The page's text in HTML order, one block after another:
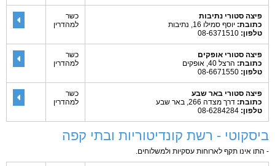
פיצה סטורי נתיבות
כתובת: יוסף סמילו 16, נתיבות
טלפון:
כשר
למהדרין
פיצה סטורי אופקים
כתובת: הרצל 40, אופקים
טלפון:
כשר
למהדרין
פיצה סטורי באר שבע
כתובת: דרך מצדה 266, באר שבע
טלפון:
כשר
למהדרין
ביסקוטי - רשת קונדיטוריות ובתי קפה
- התו אינו תקף לארוחות עסקיות ולמשלוחים.